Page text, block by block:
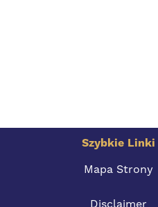
Szybkie Linki
Mapa Strony
Disclaimer